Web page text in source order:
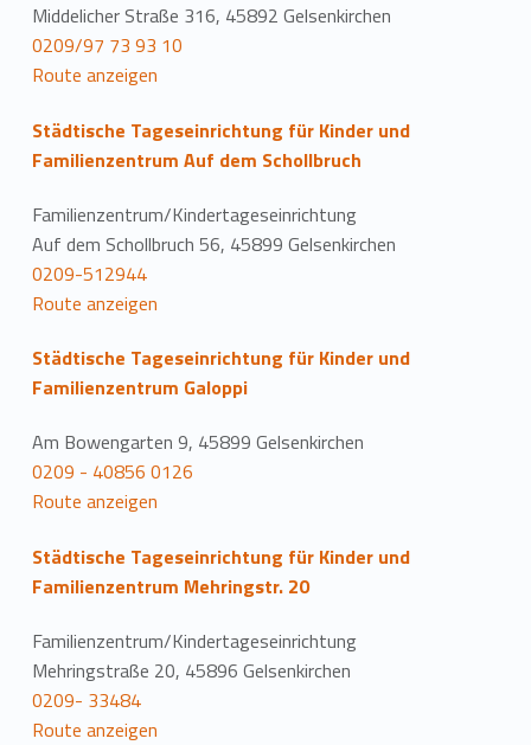
Middelicher Straße 316, 45892 Gelsenkirchen
0209/97 73 93 10
Route anzeigen
Städtische Tageseinrichtung für Kinder und
Familienzentrum Auf dem Schollbruch
Familienzentrum/Kindertageseinrichtung
Auf dem Schollbruch 56, 45899 Gelsenkirchen
0209-512944
Route anzeigen
Städtische Tageseinrichtung für Kinder und
Familienzentrum Galoppi
Am Bowengarten 9, 45899 Gelsenkirchen
0209 - 40856 0126
Route anzeigen
Städtische Tageseinrichtung für Kinder und
Familienzentrum Mehringstr. 20
Familienzentrum/Kindertageseinrichtung
Mehringstraße 20, 45896 Gelsenkirchen
0209- 33484
Route anzeigen